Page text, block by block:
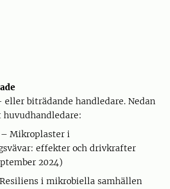
eller biträdande handledare. Nedan
– Mikroplaster i
effekter och drivkrafter
2024)
i mikrobiella samhällen